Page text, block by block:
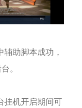
助脚本成功，
。
挂机开启期间可